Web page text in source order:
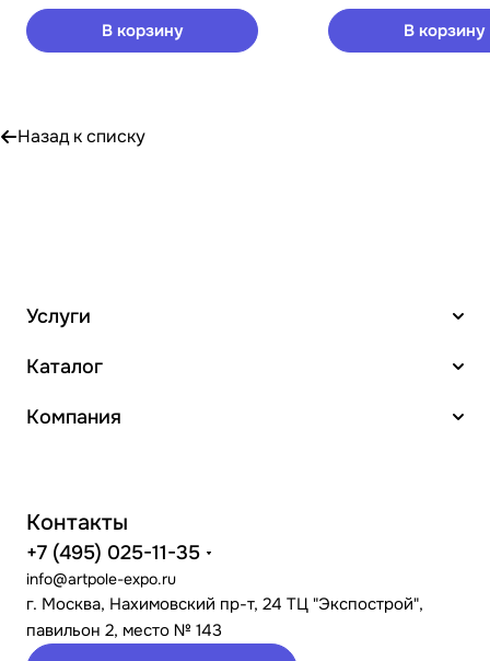
В корзину В корзину
Назад к списку
Услуги
Каталог
Компания
Контакты
+7 (495) 025-11-35
info@artpole-expo.ru
г. Москва, Нахимовский пр-т, 24 ТЦ "Экспострой",
павильон 2, место № 143